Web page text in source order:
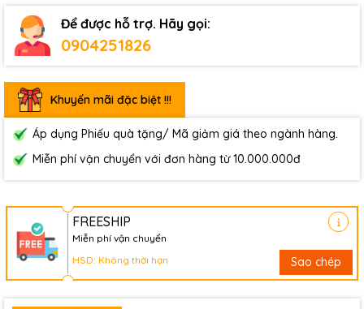
Để được hỗ trợ. Hãy gọi:
0904251826
Khuyến mãi đặc biệt !!!
Áp dụng Phiếu quà tặng/ Mã giảm giá theo ngành hàng.
Miễn phí vận chuyển với đơn hàng từ 10.000.000đ
FREESHIP
Miễn phí vận chuyển
HSD: Không thời hạn
Sao chép